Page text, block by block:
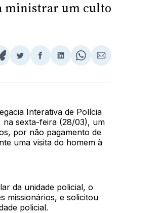
ministrar um culto
Compartilhar
Twitter
Compartilhar
Facebook
Compartilhar
LinkedIn
Share
WhatsApp
Compartilhar
Email
Interativa de Polícia
na sexta-feira (28/03), um
por não pagamento de
uma visita do homem à
da unidade policial, o
missionários, e solicitou
policial.